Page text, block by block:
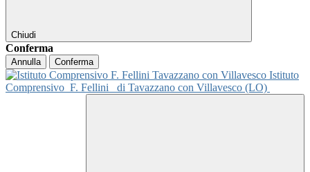
Chiudi
Conferma
Annulla Conferma
Istituto
Comprensivo F. Fellini di Tavazzano con Villavesco (LO)